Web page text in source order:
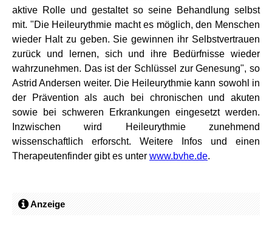
aktive Rolle und gestaltet so seine Behandlung selbst
mit. "Die Heileurythmie macht es möglich, den Menschen
wieder Halt zu geben. Sie gewinnen ihr Selbstvertrauen
zurück und lernen, sich und ihre Bedürfnisse wieder
wahrzunehmen. Das ist der Schlüssel zur Genesung", so
Astrid Andersen weiter. Die Heileurythmie kann sowohl in
der Prävention als auch bei chronischen und akuten
sowie bei schweren Erkrankungen eingesetzt werden.
Inzwischen wird Heileurythmie zunehmend
wissenschaftlich erforscht. Weitere Infos und einen
Therapeutenfinder gibt es unter www.bvhe.de.
Anzeige